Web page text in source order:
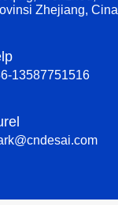
Zhejiang, Cina
13587751516